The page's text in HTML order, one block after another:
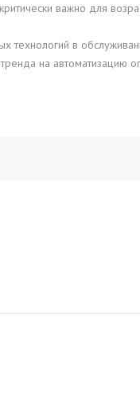
важно для
технологий в
на автоматизацию